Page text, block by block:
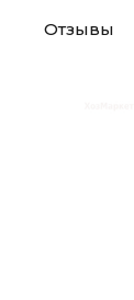
Отзывы